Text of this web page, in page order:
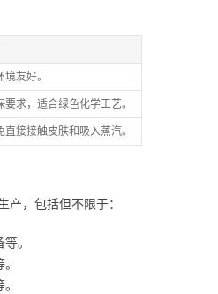
友好。
求，适合绿色化学工艺。
接接触皮肤和吸入蒸汽。
，包括但不限于：
。